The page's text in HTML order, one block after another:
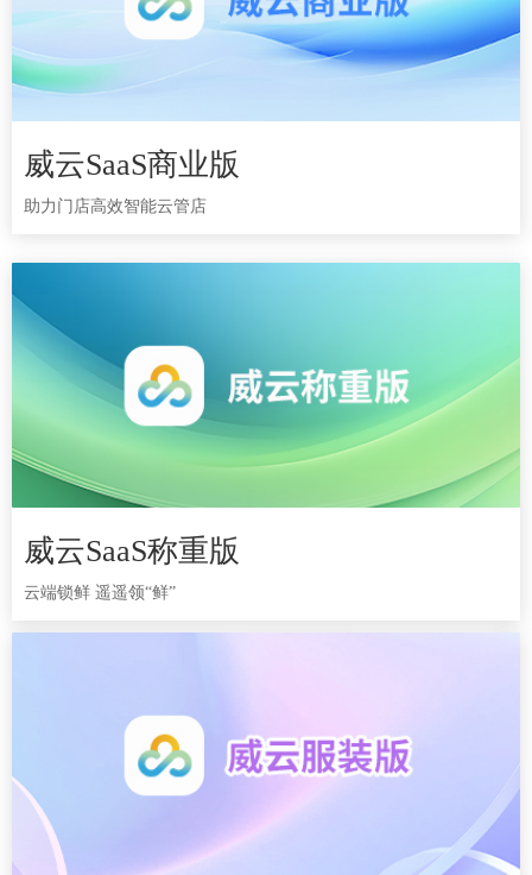
威云SaaS商业版
助力门店高效智能云管店
威云SaaS商业版
助力门店高效智能云管店
威云SaaS称重版
云端锁鲜 遥遥领“鲜”
威云SaaS称重版
云端锁鲜 遥遥领“鲜”